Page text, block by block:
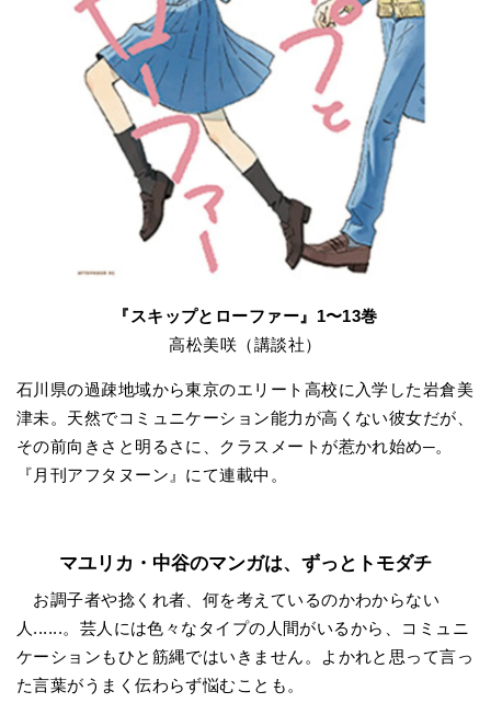
『スキップとローファー』1〜13巻
高松美咲（講談社）
石川県の過疎地域から東京のエリート高校に入学した岩倉美
津未。天然でコミュニケーション能力が高くない彼女だが、
その前向きさと明るさに、クラスメートが惹かれ始め─。
『月刊アフタヌーン』にて連載中。
マユリカ・中谷のマンガは、ずっとトモダチ
お調子者や捻くれ者、何を考えているのかわからない
人......。芸人には色々なタイプの人間がいるから、コミュニ
ケーションもひと筋縄ではいきません。よかれと思って言っ
た言葉がうまく伝わらず悩むことも。